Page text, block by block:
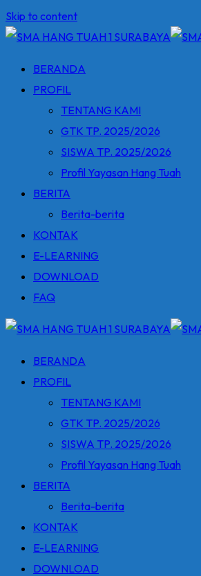
Skip to content
BERANDA
PROFIL
TENTANG KAMI
GTK TP. 2025/2026
SISWA TP. 2025/2026
Profil Yayasan Hang Tuah
BERITA
Berita-berita
KONTAK
E-LEARNING
DOWNLOAD
FAQ
BERANDA
PROFIL
TENTANG KAMI
GTK TP. 2025/2026
SISWA TP. 2025/2026
Profil Yayasan Hang Tuah
BERITA
Berita-berita
KONTAK
E-LEARNING
DOWNLOAD